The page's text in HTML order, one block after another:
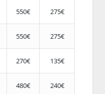
550€ 275€
550€ 275€
270€ 135€
480€ 240€